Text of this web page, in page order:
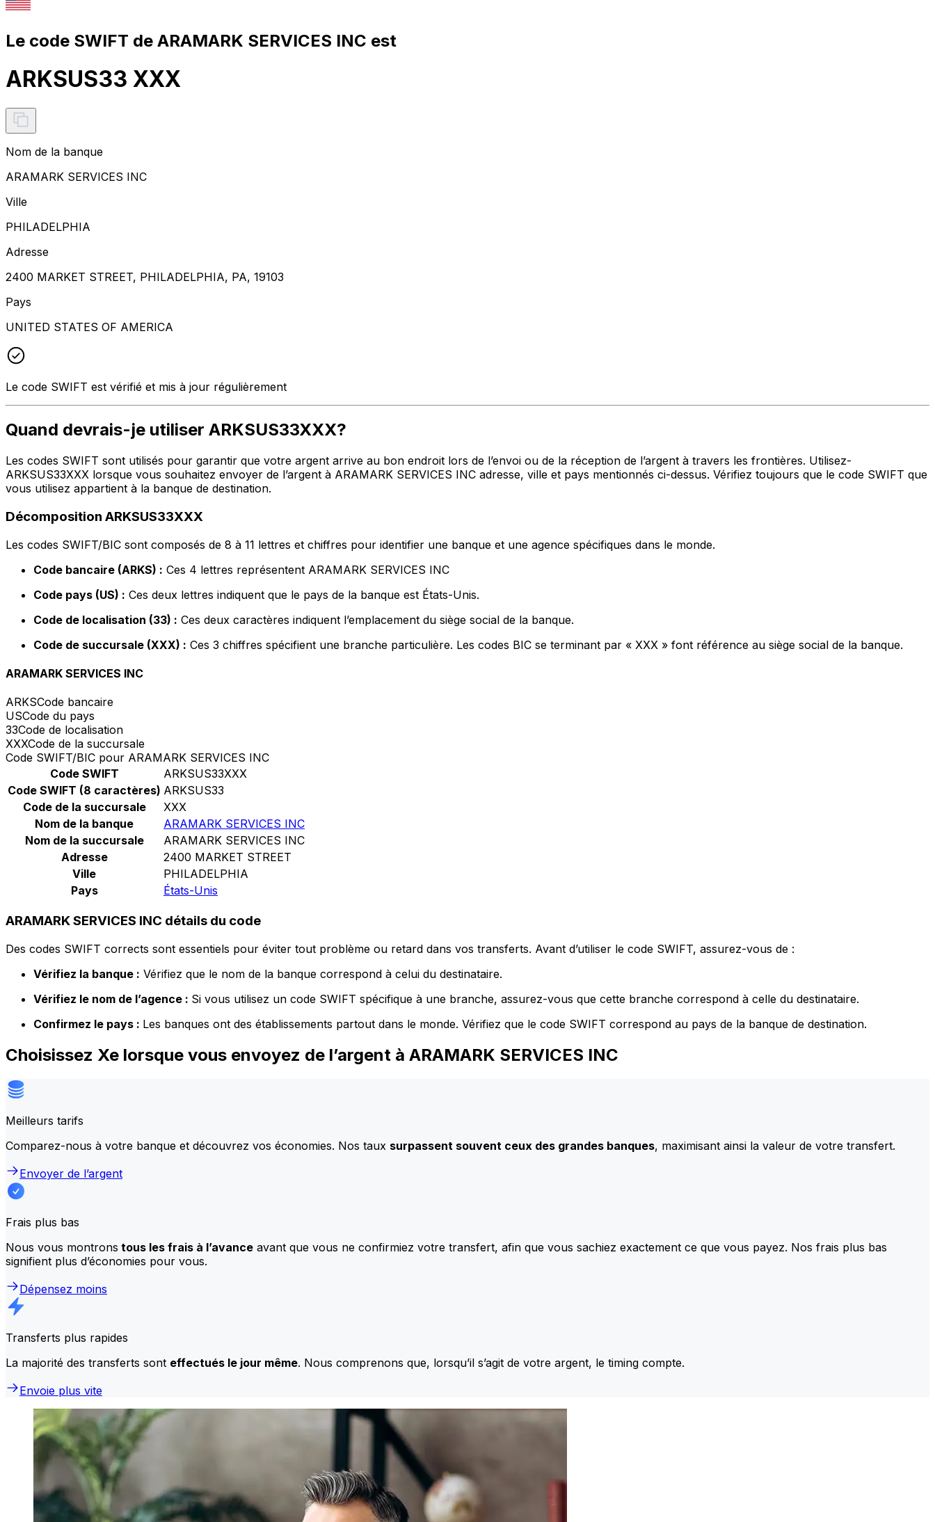
Le code SWIFT de ARAMARK SERVICES INC est
ARKSUS33 XXX
Nom de la banque
ARAMARK SERVICES INC
Ville
PHILADELPHIA
Adresse
2400 MARKET STREET, PHILADELPHIA, PA, 19103
Pays
UNITED STATES OF AMERICA
Le code SWIFT est vérifié et mis à jour régulièrement
Quand devrais-je utiliser ARKSUS33XXX?
Les codes SWIFT sont utilisés pour garantir que votre argent arrive au bon endroit lors de l’envoi ou de la réception de l’argent à travers les frontières. Utilisez-
ARKSUS33XXX lorsque vous souhaitez envoyer de l’argent à ARAMARK SERVICES INC adresse, ville et pays mentionnés ci-dessus. Vérifiez toujours que le code SWIFT que
vous utilisez appartient à la banque de destination.
Décomposition ARKSUS33XXX
Les codes SWIFT/BIC sont composés de 8 à 11 lettres et chiffres pour identifier une banque et une agence spécifiques dans le monde.
Code bancaire (ARKS) : Ces 4 lettres représentent ARAMARK SERVICES INC
Code pays (US) : Ces deux lettres indiquent que le pays de la banque est États-Unis.
Code de localisation (33) : Ces deux caractères indiquent l’emplacement du siège social de la banque.
Code de succursale (XXX) : Ces 3 chiffres spécifient une branche particulière. Les codes BIC se terminant par « XXX » font référence au siège social de la banque.
ARAMARK SERVICES INC
ARKSCode bancaire
USCode du pays
33Code de localisation
XXXCode de la succursale
Code SWIFT/BIC pour ARAMARK SERVICES INC
Code SWIFT
ARKSUS33XXX
Code SWIFT (8 caractères) ARKSUS33
Code de la succursale
XXX
Nom de la banque
ARAMARK SERVICES INC
Nom de la succursale
ARAMARK SERVICES INC
Adresse
2400 MARKET STREET
Ville
PHILADELPHIA
Pays
États-Unis
ARAMARK SERVICES INC détails du code
Des codes SWIFT corrects sont essentiels pour éviter tout problème ou retard dans vos transferts. Avant d’utiliser le code SWIFT, assurez-vous de :
Vérifiez la banque : Vérifiez que le nom de la banque correspond à celui du destinataire.
Vérifiez le nom de l’agence : Si vous utilisez un code SWIFT spécifique à une branche, assurez-vous que cette branche correspond à celle du destinataire.
Confirmez le pays : Les banques ont des établissements partout dans le monde. Vérifiez que le code SWIFT correspond au pays de la banque de destination.
Choisissez Xe lorsque vous envoyez de l’argent à ARAMARK SERVICES INC
Meilleurs tarifs
Comparez-nous à votre banque et découvrez vos économies. Nos taux surpassent souvent ceux des grandes banques, maximisant ainsi la valeur de votre transfert.
Envoyer de l’argent
Frais plus bas
Nous vous montrons tous les frais à l’avance avant que vous ne confirmiez votre transfert, afin que vous sachiez exactement ce que vous payez. Nos frais plus bas
signifient plus d’économies pour vous.
Dépensez moins
Transferts plus rapides
La majorité des transferts sont effectués le jour même. Nous comprenons que, lorsqu’il s’agit de votre argent, le timing compte.
Envoie plus vite